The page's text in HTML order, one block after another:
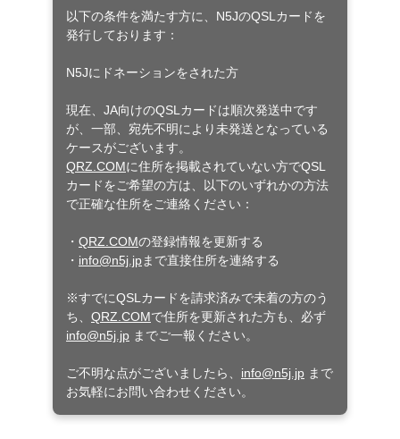
以下の条件を満たす方に、N5JのQSLカードを
発行しております：
N5Jにドネーションをされた方
現在、JA向けのQSLカードは順次発送中です
が、一部、宛先不明により未発送となっている
ケースがございます。
QRZ.COMに住所を掲載されていない方でQSL
カードをご希望の方は、以下のいずれかの方法
で正確な住所をご連絡ください：
・ QRZ.COMの登録情報を更新する
・ info@n5j.jpまで直接住所を連絡する
※すでにQSLカードを請求済みで未着の方のう
ち、 QRZ.COMで住所を更新された方も、必ず
info@n5j.jp までご一報ください。
ご不明な点がございましたら、 info@n5j.jp まで
お気軽にお問い合わせください。